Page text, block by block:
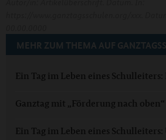
MEHR ZUM THEMA AUF
Ein Tag im Leben eines
Ganztag mit „Förderung nach oben“
Ein Tag im Leben eines